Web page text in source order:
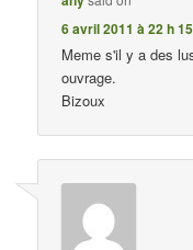
6 avril 2011 à 22 h
Meme s'il y a des
ouvrage.
Bizoux